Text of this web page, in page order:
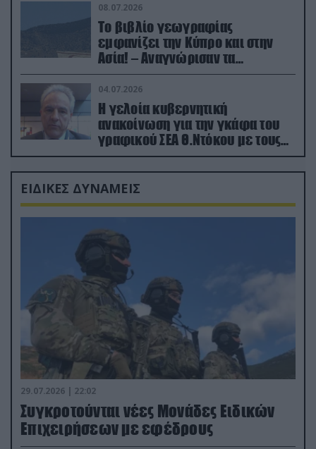
08.07.2026
Το βιβλίο γεωγραφίας
εμφανίζει την Κύπρο και στην
Ασία! – Αναγνώρισαν τα
κατεχόμενα; (φωτο)
04.07.2026
Η γελοία κυβερνητική
ανακοίνωση για την γκάφα του
γραφικού ΣΕΑ Θ.Ντόκου με τους
Ρώσους φαρσέρ
ΕΙΔΙΚΕΣ ΔΥΝΑΜΕΙΣ
29.07.2026 | 22:02
Συγκροτούνται νέες Μονάδες Ειδικών
Επιχειρήσεων με εφέδρους